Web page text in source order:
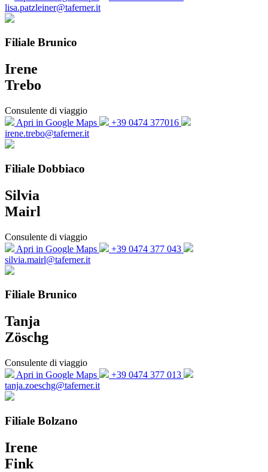
lisa.patzleiner@taferner.it
Filiale Brunico
Irene
Trebo
Consulente di viaggio
Apri in Google Maps
+39 0474 377016
irene.trebo@taferner.it
Filiale Dobbiaco
Silvia
Mairl
Consulente di viaggio
Apri in Google Maps
+39 0474 377 043
silvia.mairl@taferner.it
Filiale Brunico
Tanja
Zöschg
Consulente di viaggio
Apri in Google Maps
+39 0474 377 013
tanja.zoeschg@taferner.it
Filiale Bolzano
Irene
Fink